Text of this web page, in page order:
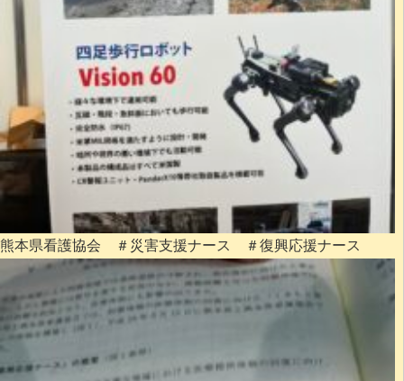
熊本県看護協会 ＃災害支援ナース ＃復興応援ナース